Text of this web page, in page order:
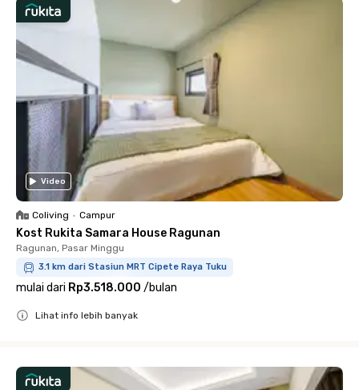
Video
Coliving • Campur
Kost Rukita Samara House Ragunan
Ragunan, Pasar Minggu
3.1 km dari Stasiun MRT Cipete Raya Tuku
mulai dari Rp3.518.000 /bulan
Lihat info lebih banyak